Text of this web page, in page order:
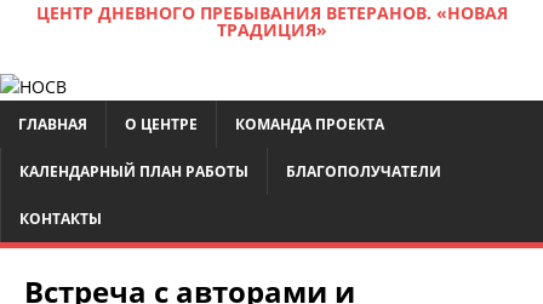
ЦЕНТР ДНЕВНОГО ПРЕБЫВАНИЯ ВЕТЕРАНОВ. «НОВАЯ
ТРАДИЦИЯ»
ГЛАВНАЯ О ЦЕНТРЕ КОМАНДА ПРОЕКТА
КАЛЕНДАРНЫЙ ПЛАН РАБОТЫ БЛАГОПОЛУЧАТЕЛИ
КОНТАКТЫ
Встреча с авторами и